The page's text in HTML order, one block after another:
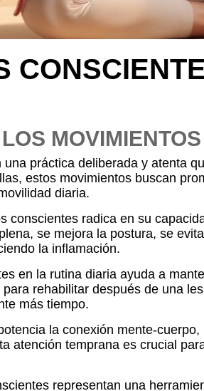
práctica deliberada y atenta
estos movimientos buscan
diaria.
conscientes radica en su
se mejora la postura, se
la inflamación.
en la rutina diaria ayuda a
rehabilitar después de una
más tiempo.
la conexión mente-
atención temprana es crucial
representan una